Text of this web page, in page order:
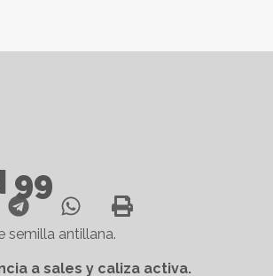
99
semilla antillana.
a sales y caliza activa.